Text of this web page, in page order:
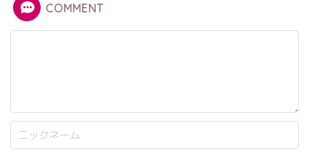
COMMENT